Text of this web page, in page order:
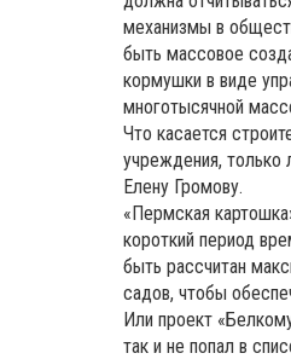
механизмы в
быть массовое
кормушки в виде
многотысячной
Что касается
учреждения, только
Елену Громову.
«Пермская
короткий период
быть рассчитан
садов, чтобы
Или проект
так и не попал в